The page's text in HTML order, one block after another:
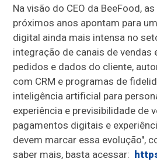
Na visão do CEO da BeeFood,
próximos anos apontam para
digital ainda mais intensa no
integração de canais de vendas
pedidos e dados do cliente,
com CRM e programas de
inteligência artificial para
experiência e previsibilidade de
pagamentos digitais e
devem marcar essa evolução",
saber mais, basta acessar: